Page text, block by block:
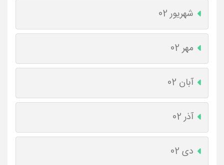
شهریور 02
مهر 02
آبان 02
آذر 02
دی 02